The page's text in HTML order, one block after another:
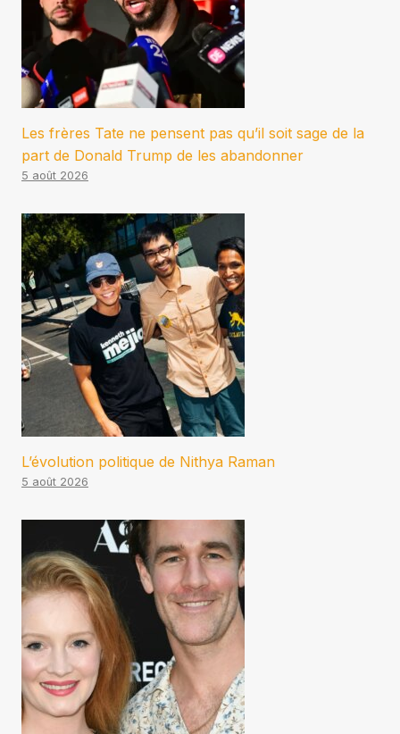
Les frères Tate ne pensent pas qu’il soit sage de la
part de Donald Trump de les abandonner
5 août 2026
L’évolution politique de Nithya Raman
5 août 2026